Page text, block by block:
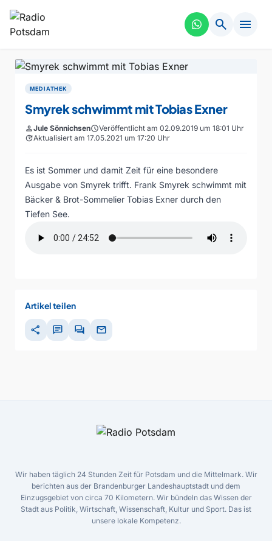
search menu
MEDIATHEK
Smyrek schwimmt mit Tobias Exner
personJule SönnichsenscheduleVeröffentlicht am 02.09.2019 um 18:01 Uhr
updateAktualisiert am 17.05.2021 um 17:20 Uhr
Es ist Sommer und damit Zeit für eine besondere
Ausgabe von Smyrek trifft. Frank Smyrek schwimmt mit
Bäcker & Brot-Sommelier Tobias Exner durch den
Tiefen See.
Artikel teilen
share chat forum mail
Wir haben täglich 24 Stunden Zeit für Potsdam und die Mittelmark. Wir
berichten aus der Brandenburger Landeshauptstadt und dem
Einzugsgebiet von circa 70 Kilometern. Wir bündeln das Wissen der
Stadt aus Politik, Wirtschaft, Wissenschaft, Kultur und Sport. Das ist
unsere lokale Kompetenz.